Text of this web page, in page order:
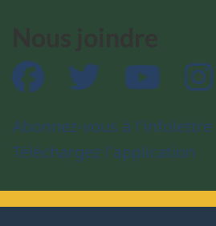
Facebook Twitter YouTube
Abonnez-vous à l’infolettre
Téléchargez l’application